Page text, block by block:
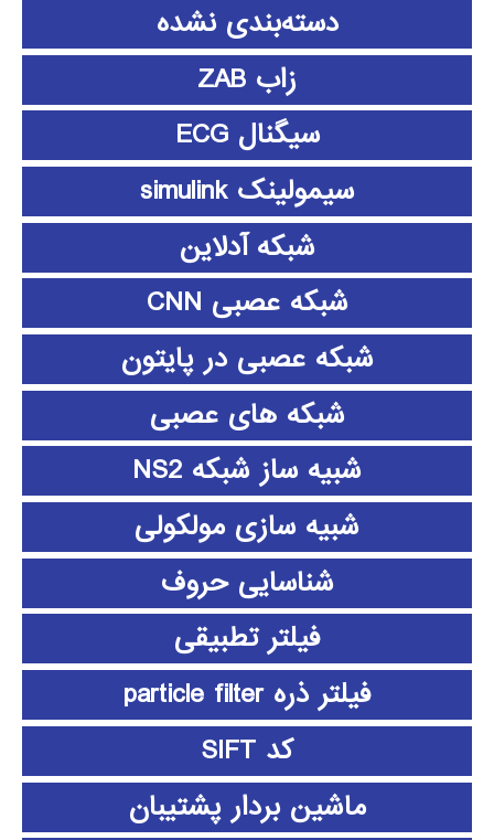
دسته‌بندی نشده
زاب ZAB
سیگنال ECG
سیمولینک simulink
شبکه آدلاین
شبکه عصبی CNN
شبکه عصبی در پایتون
شبکه های عصبی
شبیه ساز شبکه NS2
شبیه سازی مولکولی
شناسایی حروف
فیلتر تطبیقی
فیلتر ذره particle filter
کد SIFT
ماشین بردار پشتیبان